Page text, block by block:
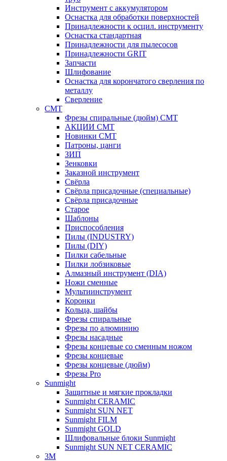
Инструмент с аккумулятором
Оснастка для обработки поверхностей
Принадлежности к осцил. инструменту
Оснастка стандартная
Принадлежности для пылесосов
Принадлежности GRIT
Запчасти
Шлифование
Оснастка для корончатого сверления по
металлу
Сверление
CMT
Фрезы спиральные (дюйм) СМТ
АКЦИИ СМТ
Новинки CMT
Патроны, цанги
ЗИП
Зенковки
Заказной инструмент
Свёрла
Свёрла присадочные (специальные)
Свёрла присадочные
Старое
Шаблоны
Приспособления
Пилы (INDUSTRY)
Пилы (DIY)
Пилки сабельные
Пилки лобзиковые
Алмазный инструмент (DIA)
Ножи сменные
Мультиинструмент
Коронки
Кольца, шайбы
Фрезы спиральные
Фрезы по алюминию
Фрезы насадные
Фрезы концевые со сменным ножом
Фрезы концевые
Фрезы концевые (дюйм)
Фрезы Pro
Sunmight
Защитные и мягкие прокладки
Sunmight CERAMIC
Sunmight SUN NET
Sunmight FILM
Sunmight GOLD
Шлифовальные блоки Sunmight
Sunmight SUN NET CERAMIC
3M